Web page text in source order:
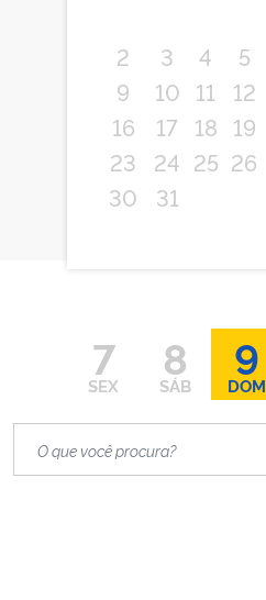
2
3 4 5
9
10 11 12
16
17 18 19
23
24 25 26
30
31
7
SEX
8
SÁB
9
DOM